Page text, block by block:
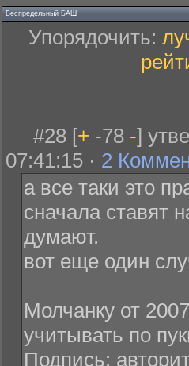
Беспредельный БАШ
Упорядочить:
#28 [+ -78 -]
07:41:15 · 2
а все таки это
сначала ставят
думают.
вот еще один
Молчанку от
учитывать по
Подпись: